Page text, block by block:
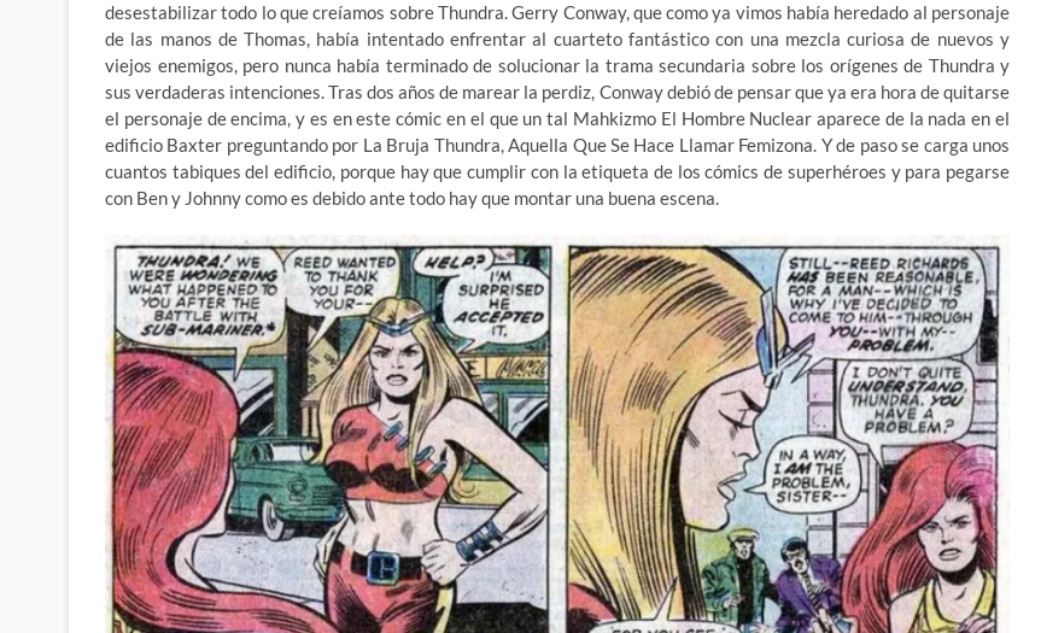
desestabilizar todo lo que creíamos sobre Thundra. Gerry Conway, que como ya vimos había heredado al personaje
de las manos de Thomas, había intentado enfrentar al cuarteto fantástico con una mezcla curiosa de nuevos y
viejos enemigos, pero nunca había terminado de solucionar la trama secundaria sobre los orígenes de Thundra y
sus verdaderas intenciones. Tras dos años de marear la perdiz, Conway debió de pensar que ya era hora de quitarse
el personaje de encima, y es en este cómic en el que un tal Mahkizmo El Hombre Nuclear aparece de la nada en el
edificio Baxter preguntando por La Bruja Thundra, Aquella Que Se Hace Llamar Femizona. Y de paso se carga unos
cuantos tabiques del edificio, porque hay que cumplir con la etiqueta de los cómics de superhéroes y para pegarse
con Ben y Johnny como es debido ante todo hay que montar una buena escena.